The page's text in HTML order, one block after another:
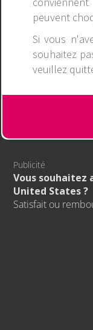
peuvent
Si vous
souhaitez
veuillez
Publicité
Vous souhaitez
United States ?
Satisfait ou